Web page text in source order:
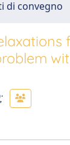
di convegno
;